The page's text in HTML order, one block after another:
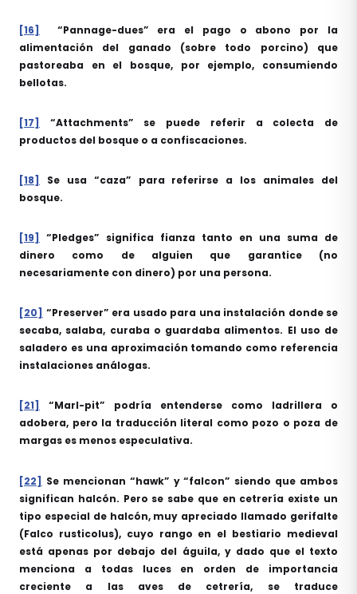
[16]
“Pannage-dues” era el pago o abono por la
alimentación del ganado (sobre todo porcino) que
pastoreaba en el bosque, por ejemplo, consumiendo
bellotas.
[17]
“Attachments” se puede referir a colecta de
productos del bosque o a confiscaciones.
[18]
Se usa “caza” para referirse a los animales del
bosque.
[19]
“Pledges” significa fianza tanto en una suma de
dinero como de alguien que garantice (no
necesariamente con dinero) por una persona.
[20] “Preserver” era usado para una instalación donde se
secaba, salaba, curaba o guardaba alimentos. El uso de
saladero es una aproximación tomando como referencia
instalaciones análogas.
[21]
“Marl-pit” podría entenderse como ladrillera o
adobera, pero la traducción literal como pozo o poza de
margas es menos especulativa.
[22] Se mencionan “hawk” y “falcon” siendo que ambos
significan halcón. Pero se sabe que en cetrería existe un
tipo especial de halcón, muy apreciado llamado gerifalte
(Falco rusticolus), cuyo rango en el bestiario medieval
está apenas por debajo del águila, y dado que el texto
menciona a todas luces en orden de importancia
creciente a las aves de cetrería, se traduce